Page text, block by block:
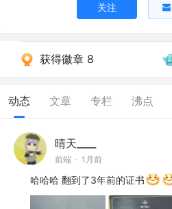
关注
获得徽章 8
动态 文章 专栏 沸点
晴天____
前端 · 1月前
哈哈哈 翻到了3年前的证书